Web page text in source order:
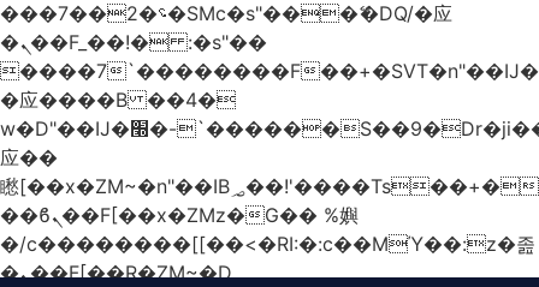
���؝�2��7�SMc�s"���ޭ�DQ/�应
�ܢ��F_��!� :�s"��
����7`��������F
�应����B ��4�
w�D"��IJ�׭�-`������S��9�Dr�ji��EJ߅��gJ�
应��
矁[��x�ZM~�n"��IB؃��!'����Тѕ��+��(m��IK�ʭ�/|
��ϐܢ��F[��x�ZMz�G�� %嬩
�/c��������[[��<�RI:�:c��MΎ��:z�졾
�ܢ��F[��R�ZM~�D